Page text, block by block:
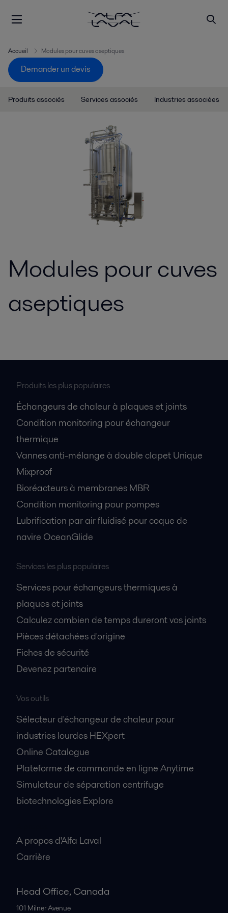
Accueil Modules pour cuves aseptiques
Demander un devis
Produits associés Services associés Industries associées
Modules pour cuves
aseptiques
Produits les plus populaires
Échangeurs de chaleur à plaques et joints
Condition monitoring pour échangeur
thermique
Vannes anti-mélange à double clapet Unique
Mixproof
Bioréacteurs à membranes MBR
Condition monitoring pour pompes
Lubrification par air fluidisé pour coque de
navire OceanGlide
Services les plus populaires
Services pour échangeurs thermiques à
plaques et joints
Calculez combien de temps dureront vos joints
Pièces détachées d'origine
Fiches de sécurité
Devenez partenaire
Vos outils
Sélecteur d'échangeur de chaleur pour
industries lourdes HEXpert
Online Catalogue
Plateforme de commande en ligne Anytime
Simulateur de séparation centrifuge
biotechnologies Explore
A propos d'Alfa Laval
Carrière
Head Office, Canada
101 Milner Avenue